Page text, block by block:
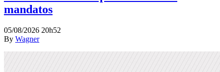
mandatos
05/08/2026 20h52
By Wagner